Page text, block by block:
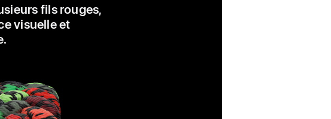
fils rouges,
visuelle et